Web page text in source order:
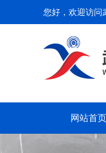
您好，欢迎访问
网站首页